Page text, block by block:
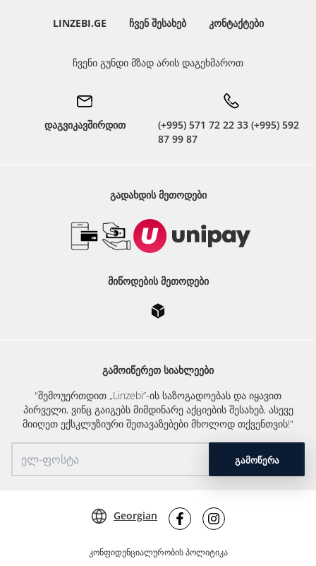
LINZEBI.GE ᲩᲕᲔᲜ ᲨᲔᲡᲐᲮᲔᲑ ᲙᲝᲜᲢᲐᲥᲢᲔᲑᲘ
ჩვენი გუნდი მზად არის დაგეხმაროთ
დაგვიკავშირდით
(+995) 571 72 22 33 (+995) 592
87 99 87
ᲒᲐᲓᲐᲮᲓᲘᲡ ᲛᲔᲗᲝᲓᲔᲑᲘ
ᲛᲘᲬᲝᲓᲔᲑᲘᲡ ᲛᲔᲗᲝᲓᲔᲑᲘ
ᲒᲐᲛᲝᲘᲬᲔᲠᲔᲗ ᲡᲘᲐᲮᲚᲔᲔᲑᲘ
"შემოუერთდით „Linzebi“-ის საზოგადოებას და იყავით
პირველი, ვინც გაიგებს მიმდინარე აქციების შესახებ, ასევე
მიიღეთ ექსკლუზიური შეთავაზებები მხოლოდ თქვენთვის!"
ᲒᲐᲛᲝᲬᲔᲠᲐ
კონფიდენციალურობის პოლიტიკა
Georgian